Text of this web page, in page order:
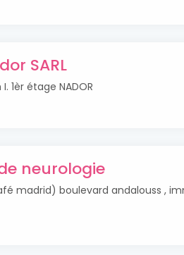
SARL
1èr étage NADOR
neurologie
madrid) boulevard andalouss ,